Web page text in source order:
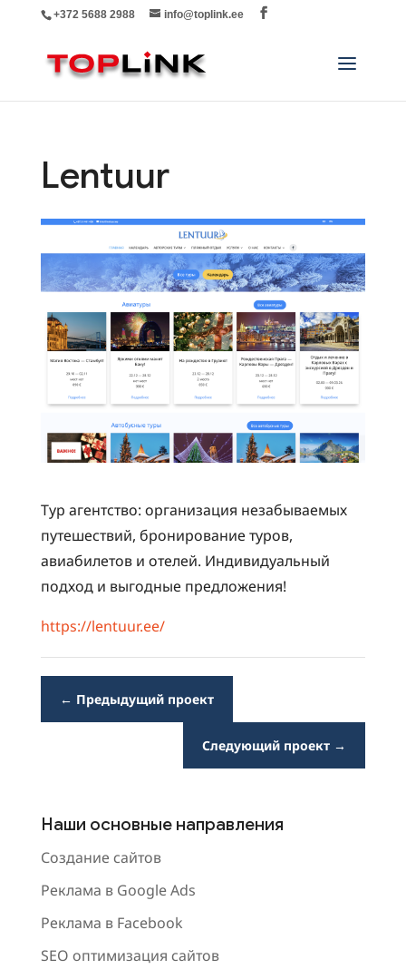
+372 5688 2988 info@toplink.ee
Lentuur
Тур агентство: организация незабываемых
путешествий, бронирование туров,
авиабилетов и отелей. Индивидуальный
подход и выгодные предложения!
https://lentuur.ee/
← Предыдущий проект
Следующий проект →
Наши основные направления
Создание сайтов
Реклама в Google Ads
Реклама в Facebook
SEO оптимизация сайтов